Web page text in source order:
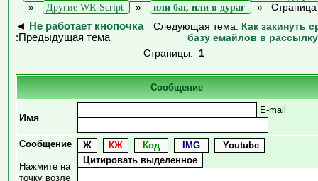
»
Другие WR-Script » или баг, или я дураг »
◄
Не работает кнопочка
:Предыдущая тема
Следующая тема: Как закинуть
базу емайлов в
Страницы: 1
Сообщение
Имя
E-mail
Сообщение
Нажмите на
точку возле